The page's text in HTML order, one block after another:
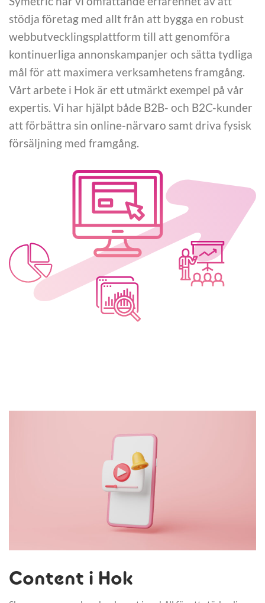
stödja företag med allt från att bygga en robust
webbutvecklingsplattform till att genomföra
kontinuerliga annonskampanjer och sätta tydliga
mål för att maximera verksamhetens framgång.
Vårt arbete i Hok är ett utmärkt exempel på vår
expertis. Vi har hjälpt både B2B- och B2C-kunder
att förbättra sin online-närvaro samt driva fysisk
försäljning med framgång.
Content i Hok